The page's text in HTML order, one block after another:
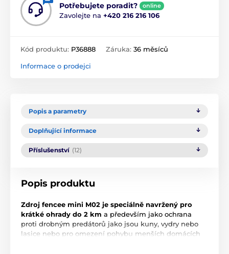
Potřebujete poradit? online
Zavolejte na +420 216 216 106
Kód produktu: P36888 Záruka: 36 měsíců
Informace o prodejci
Popis a parametry
Doplňující informace
Příslušenství (12)
Popis produktu
Zdroj fencee mini M02 je speciálně navržený pro
krátké ohrady do 2 km a především jako ochrana
proti drobným predátorů jako jsou kuny, vydry nebo
lasice nebo pro omezení pohybu menších domácích